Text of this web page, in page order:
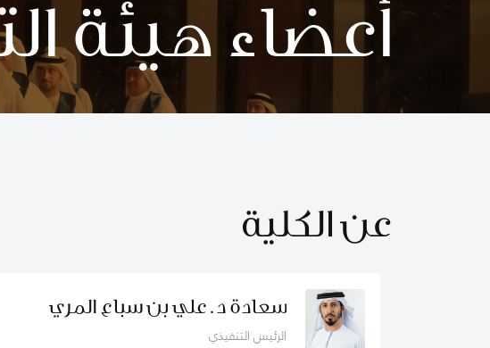
أعضاء هيئة
عن الكلية
سعادة د. علي بن سباع المري
الرئيس التنفيذي